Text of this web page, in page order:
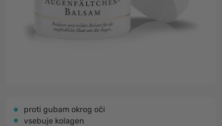
proti gubam okrog oči
vsebuje kolagen